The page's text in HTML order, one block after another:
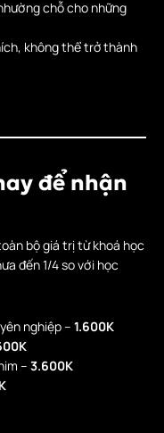
chỗ cho những
không thể trở thành
để nhận
bộ giá trị từ khoá học
đến 1/4 so với học
nghiệp – 1.600K
– 3.600K